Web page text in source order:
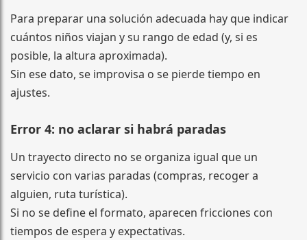
Para preparar una solución adecuada hay que indicar
cuántos niños viajan y su rango de edad (y, si es
posible, la altura aproximada).
Sin ese dato, se improvisa o se pierde tiempo en
ajustes.
Error 4: no aclarar si habrá paradas
Un trayecto directo no se organiza igual que un
servicio con varias paradas (compras, recoger a
alguien, ruta turística).
Si no se define el formato, aparecen fricciones con
tiempos de espera y expectativas.